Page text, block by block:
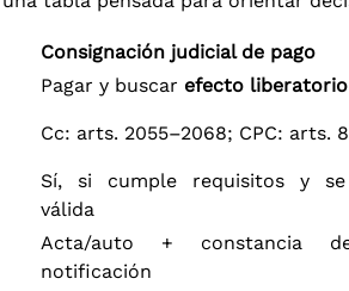
Consignación judicial de pago
Pagar y buscar efecto liberatorio
Cc: arts. 2055–2068; CPC: arts.
Sí, si cumple requisitos y se
válida
Acta/auto + constancia
notificación